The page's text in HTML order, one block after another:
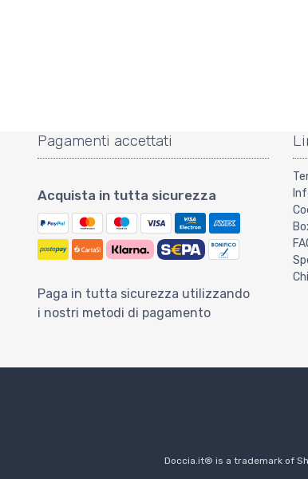
Pagamenti accettati
Acquista in tutta sicurezza
Paga in tutta sicurezza utilizzando
i nostri metodi di pagamento
Doccia.it® is a trademark of